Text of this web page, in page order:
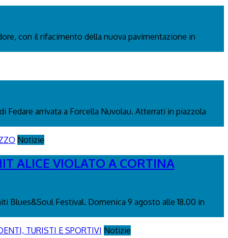
con il rifacimento della nuova pavimentazione in
arrivata a Forcella Nuvolau. Atterrati in piazzola
Notizie
ALICE VIOLATO A CORTINA
Blues&Soul Festival. Domenica 9 agosto alle 18.00 in
Notizie